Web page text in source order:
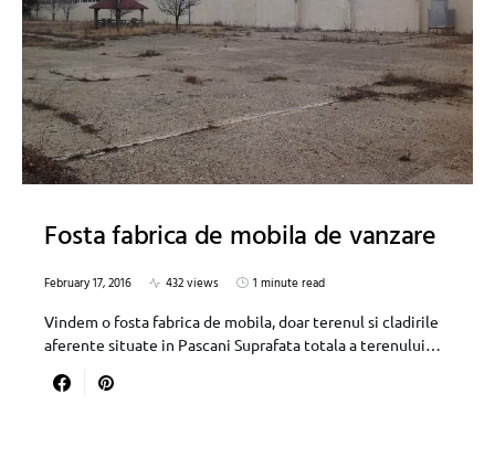
Fosta fabrica de mobila de vanzare
February 17, 2016 432 views
1 minute read
Vindem o fosta fabrica de mobila, doar terenul si cladirile
aferente situate in Pascani Suprafata totala a terenului…